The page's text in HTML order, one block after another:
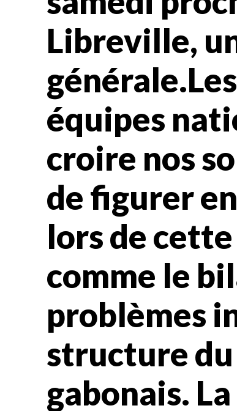
Libreville,
équipes
croire nos
de figurer
lors de
comme le
problèmes
structure
gabonais.